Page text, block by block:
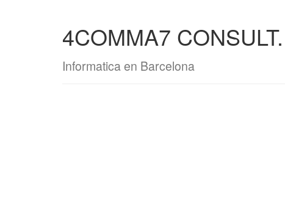
4COMMA7
Informatica en Barcelona